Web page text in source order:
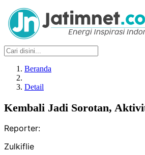
Beranda
Detail
Kembali Jadi Sorotan,
Reporter:
Zulkiflie